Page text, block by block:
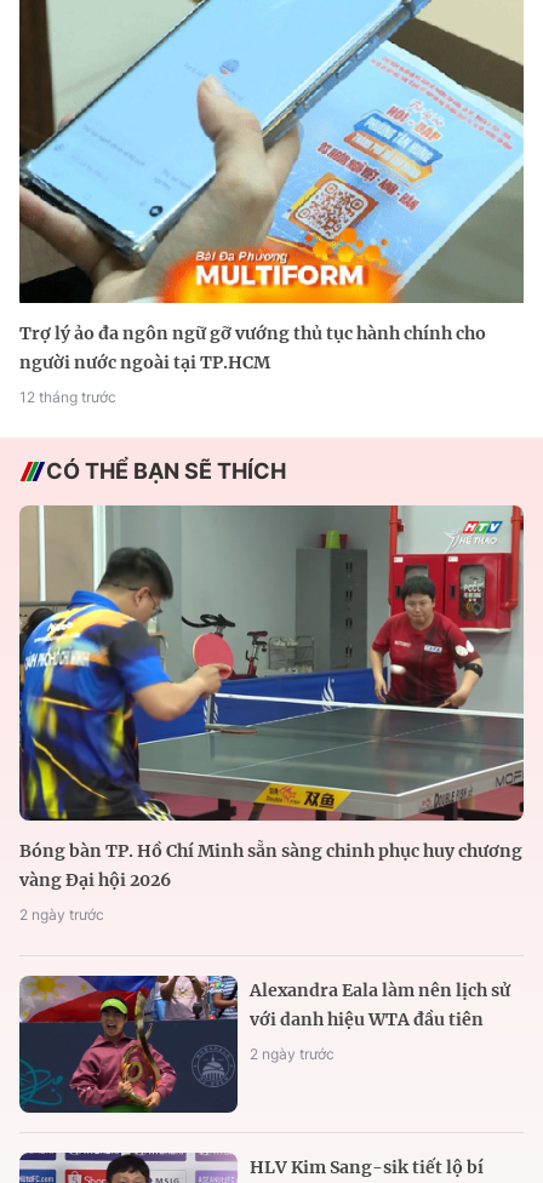
Trợ lý ảo đa ngôn ngữ gỡ vướng thủ tục hành chính cho
người nước ngoài tại TP.HCM
12 tháng trước
CÓ THỂ BẠN SẼ THÍCH
Bóng bàn TP. Hồ Chí Minh sẵn sàng chinh phục huy chương
vàng Đại hội 2026
2 ngày trước
Alexandra Eala làm nên lịch sử
với danh hiệu WTA đầu tiên
2 ngày trước
HLV Kim Sang-sik tiết lộ bí